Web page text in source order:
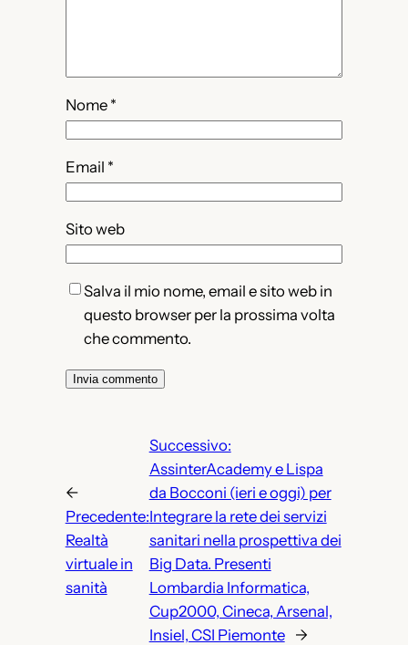
Nome *
Email *
Sito web
Salva il mio nome, email e sito web in
questo browser per la prossima volta
che commento.
←
Precedente:
Realtà
virtuale in
sanità
Successivo:
AssinterAcademy e Lispa
da Bocconi (ieri e oggi) per
Integrare la rete dei servizi
sanitari nella prospettiva dei
Big Data. Presenti
Lombardia Informatica,
Cup2000, Cineca, Arsenal,
Insiel, CSI Piemonte
→